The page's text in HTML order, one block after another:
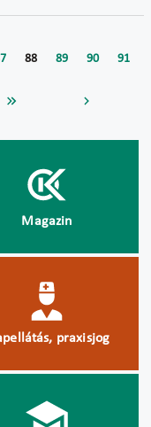
88 89 90 91
Magazin
praxisjog